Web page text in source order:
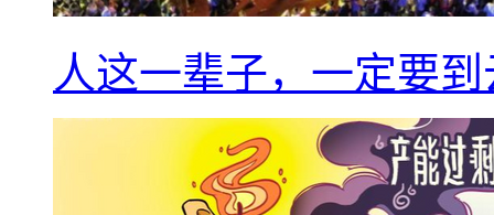
人这一辈子，一定要